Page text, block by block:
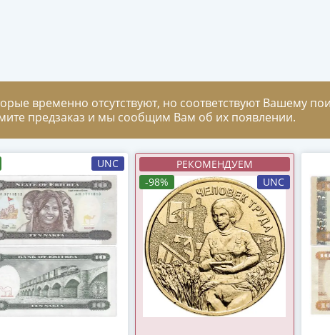
временно отсутствуют, но соответствуют Вашему
предзаказ и мы сообщим Вам об их появлении.
UNC
РЕКОМЕНДУЕМ
-98%
UNC